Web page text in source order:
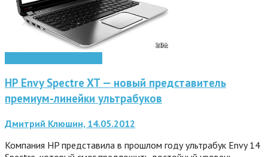
HP Envy Spectre XT — новый представитель
премиум-линейки ультрабуков
Дмитрий Клюшин, 14.05.2012
Компания HP представила в прошлом году ультрабук Envy 14